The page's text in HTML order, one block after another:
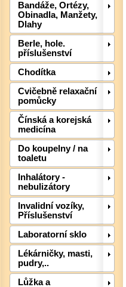
Bandáže, Ortézy,
Obinadla, Manžety,
Dlahy
Berle, hole.
příslušenství
Chodítka
Cvičebně relaxační
pomůcky
Čínská a korejská
medicína
Do koupelny / na
toaletu
Inhalátory -
nebulizátory
Invalidní vozíky,
Příslušenství
Laboratorní sklo
Lékárničky, masti,
pudry,..
Lůžka a